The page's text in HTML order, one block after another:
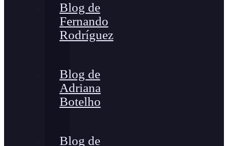
Blog de
Fernando
Rodríguez
Blog de
Adriana
Botelho
Blog de